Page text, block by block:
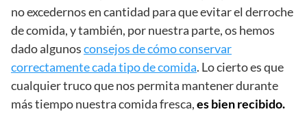
no excedernos en cantidad para que evitar el derroche
de comida, y también, por nuestra parte, os hemos
dado algunosconsejos de cómo conservar
correctamente cada tipo de comida. Lo cierto es que
cualquier truco que nos permita mantener durante
más tiempo nuestra comida fresca,es bien recibido.